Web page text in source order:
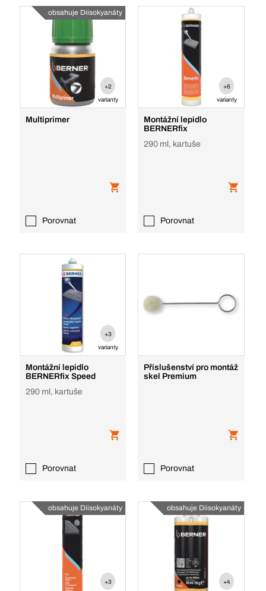
obsahuje Diisokyanáty
+2
varianty
Multiprimer
Porovnat
+6
varianty
Montážní lepidlo
BERNERfix
290 ml, kartuše
Porovnat
+3
varianty
Montážní lepidlo
BERNERfix Speed
290 ml, kartuše
Porovnat
Příslušenství pro montáž
skel Premium
Porovnat
obsahuje Diisokyanáty
+3
obsahuje Diisokyanáty
+4